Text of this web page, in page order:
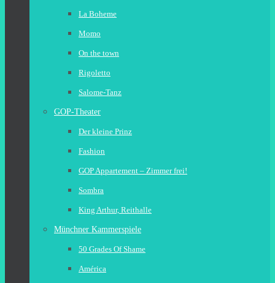
La Boheme
Momo
On the town
Rigoletto
Salome-Tanz
GOP-Theater
Der kleine Prinz
Fashion
GOP Appartement – Zimmer frei!
Sombra
King Arthur, Reithalle
Münchner Kammerspiele
50 Grades Of Shame
América